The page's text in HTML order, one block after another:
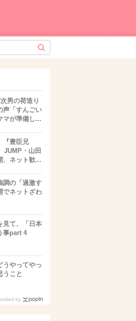
男の荷造り
声「すんごい
が準備し...
『豊臣兄
JUMP・山田
、ネット歓...
調の「過激す
でネットざわ
見て、「日本
事part 4
うやってやっ
うこと
by